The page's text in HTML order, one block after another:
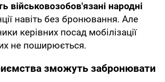
військовозобов'язані народні
навіть без бронювання. Але
керівних посад мобілізації
не поширюється.
зможуть забронювати